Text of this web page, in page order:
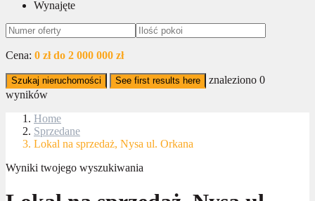
Wynajęte
Cena: 0 zł do 2 000 000 zł
Szukaj nieruchomości See first results here znaleziono 0
wyników
Home
Sprzedane
Lokal na sprzedaż, Nysa ul. Orkana
Wyniki twojego wyszukiwania